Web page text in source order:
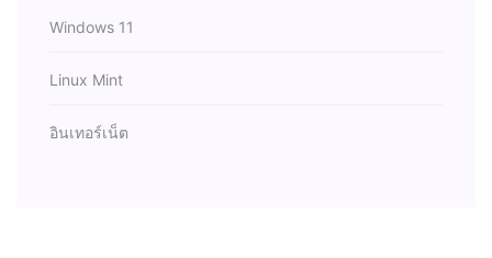
Windows 11
Linux Mint
อินเทอร์เน็ต